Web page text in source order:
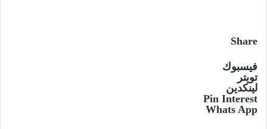
Share
فيسبوك
تويتر
لينكدين
Pin Interest
Whats App